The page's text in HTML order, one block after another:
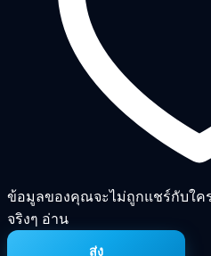
ข้อมูลของคุณจะไม่ถูกแชร์กับใ
จริงๆ อ่าน
ส่ง